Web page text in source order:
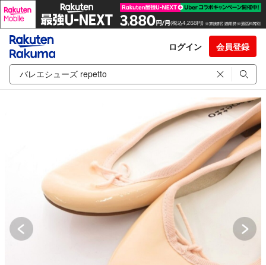
ログイン 会員登録